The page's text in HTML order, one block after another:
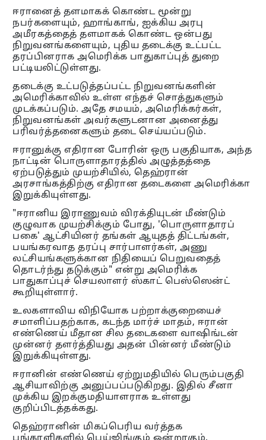
ஈரானைத் தளமாகக் கொண்ட மூன்று
நபர்களையும், ஹாங்காங், ஐக்கிய அரபு
அமீரகத்தைத் தளமாகக் கொண்ட ஒன்பது
நிறுவனங்களையும், புதிய தடைக்கு உட்பட்ட
தரப்பினராக அமெரிக்க பாதுகாப்புத் துறை
பட்டியலிட்டுள்ளது.
தடைக்கு உட்படுத்தப்பட்ட நிறுவனங்களின்
அமெரிக்காவில் உள்ள எந்தச் சொத்துகளும்
முடக்கப்படும். அதே சமயம், அமெரிக்கர்கள்,
நிறுவனங்கள் அவர்களுடனான அனைத்து
பரிவர்த்தனைகளும் தடை செய்யப்படும்.
ஈரானுக்கு எதிரான போரின் ஒரு பகுதியாக, அந்த
நாட்டின் பொருளாதாரத்தில் அழுத்தத்தை
ஏற்படுத்தும் முயற்சியில், தெஹ்ரான்
அரசாங்கத்திற்கு எதிரான தடைகளை அமெரிக்கா
இறுக்கியுள்ளது.
"ஈரானிய இராணுவம் விரக்தியுடன் மீண்டும்
குழுவாக முயற்சிக்கும் போது, 'பொருளாதாரப்
பகை' ஆட்சியினர் தங்கள் ஆயுதத் திட்டங்கள்,
பயங்கரவாத தரப்பு சார்பாளர்கள், அணு
லட்சியங்களுக்கான நிதியைப் பெறுவதைத்
தொடர்ந்து தடுக்கும்" என்று அமெரிக்க
பாதுகாப்புச் செயலாளர் ஸ்காட் பெஸ்ஸென்ட்
கூறியுள்ளார்.
உலகளாவிய விநியோக பற்றாக்குறையைச்
சமாளிப்பதற்காக, கடந்த மார்ச் மாதம், ஈரான்
எண்ணெய் மீதான சில தடைகளை வாஷிங்டன்
முன்னர் தளர்த்தியது அதன் பின்னர் மீண்டும்
இறுக்கியுள்ளது.
ஈரானின் எண்ணெய் ஏற்றுமதியில் பெரும்பகுதி
ஆசியாவிற்கு அனுப்பப்படுகிறது. இதில் சீனா
முக்கிய இறக்குமதியாளராக உள்ளது
குறிப்பிடத்தக்கது.
தெஹ்ரானின் மிகப்பெரிய வர்த்தக